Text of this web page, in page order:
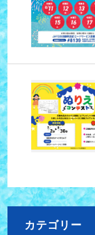
カテゴリー